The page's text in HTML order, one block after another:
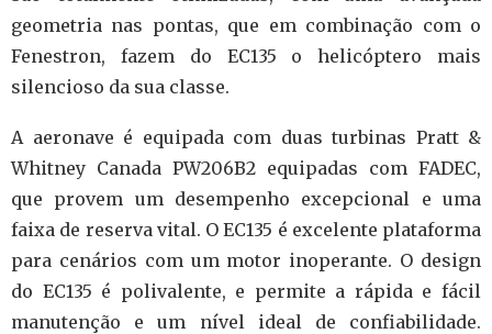
geometria nas pontas, que em combinação com o
Fenestron, fazem do EC135 o helicóptero mais
silencioso da sua classe.
A aeronave é equipada com duas turbinas Pratt &
Whitney Canada PW206B2 equipadas com FADEC,
que provem um desempenho excepcional e uma
faixa de reserva vital. O EC135 é excelente plataforma
para cenários com um motor inoperante. O design
do EC135 é polivalente, e permite a rápida e fácil
manutenção e um nível ideal de confiabilidade.